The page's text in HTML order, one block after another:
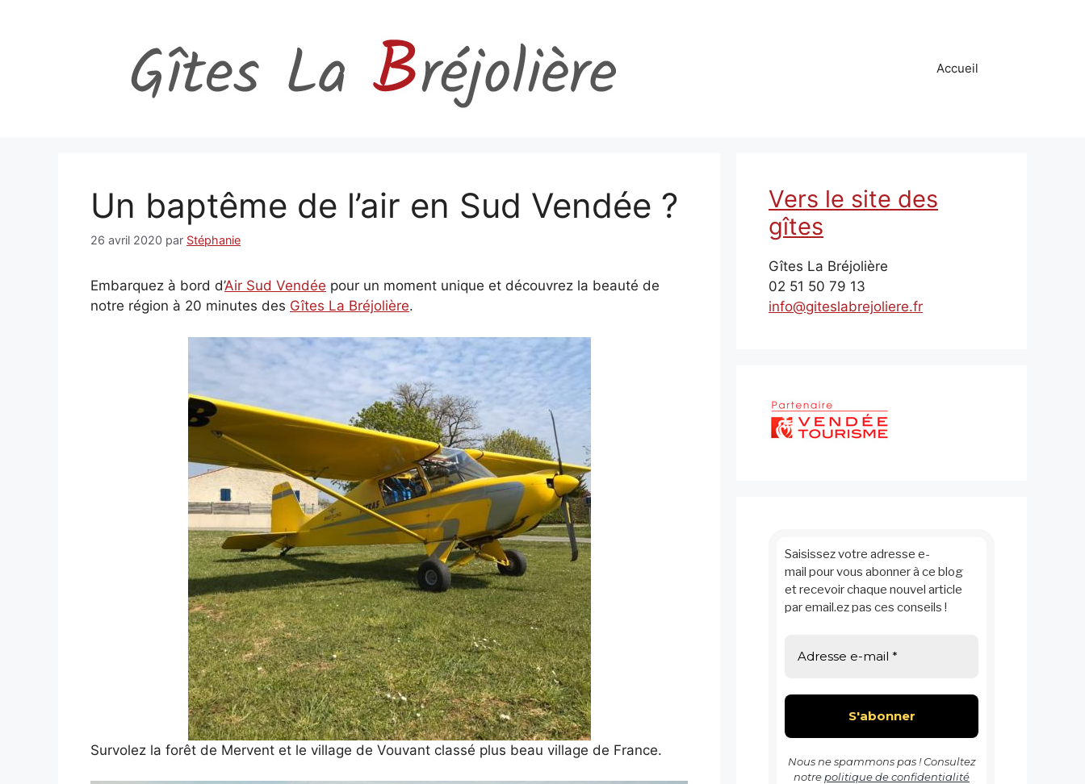
Accueil
Un baptême de l’air en Sud Vendée ?
26 avril 2020 par Stéphanie
Embarquez à bord d’Air Sud Vendée pour un moment unique et découvrez la beauté de
notre région à 20 minutes des Gîtes La Bréjolière.
Survolez la forêt de Mervent et le village de Vouvant classé plus beau village de France.
Vers le site des
gîtes
Gîtes La Bréjolière
02 51 50 79 13
info@giteslabrejoliere.fr
Saisissez votre adresse e-
mail pour vous abonner à ce blog
et recevoir chaque nouvel article
par email.ez pas ces conseils !
Nous ne spammons pas ! Consultez
notre politique de confidentialité